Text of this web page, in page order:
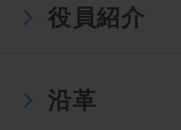
役員紹介
沿革